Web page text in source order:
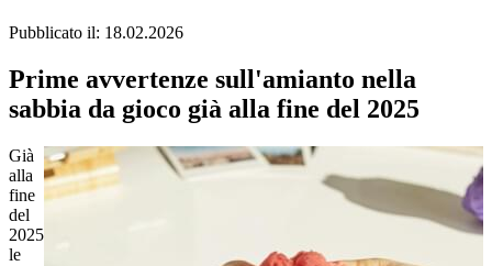
Pubblicato il: 18.02.2026
Prime avvertenze sull'amianto nella
sabbia da gioco già alla fine del 2025
Già
alla
fine
del
2025
le